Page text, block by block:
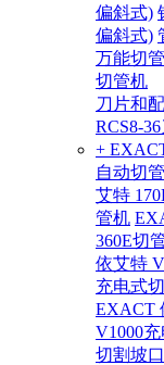
偏斜式)
偏斜式)
万能切
切管机
刀片和
RCS8-
+
自动切
艾特
管机
360E切
依艾特
充电式
EXACT
V1000
切割坡